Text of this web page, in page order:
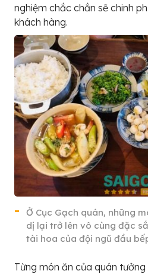
nghiệm chắc chắn sẽ chinh
khách hàng.
Ở Cục Gạch quán, những
dị lại trở lên vô cùng đặc
tài hoa của đội ngũ đầu
Từng món ăn của quán